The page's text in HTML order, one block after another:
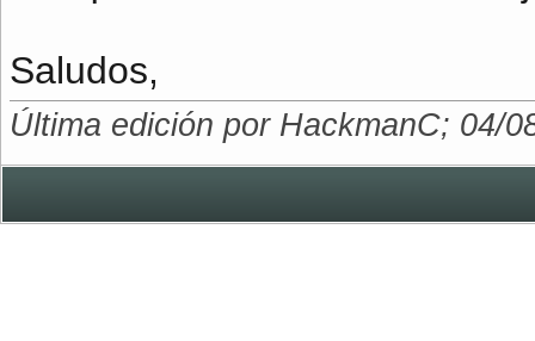
Saludos,
Última edición por HackmanC; 04/